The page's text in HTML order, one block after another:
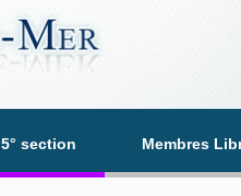
5° section Membres